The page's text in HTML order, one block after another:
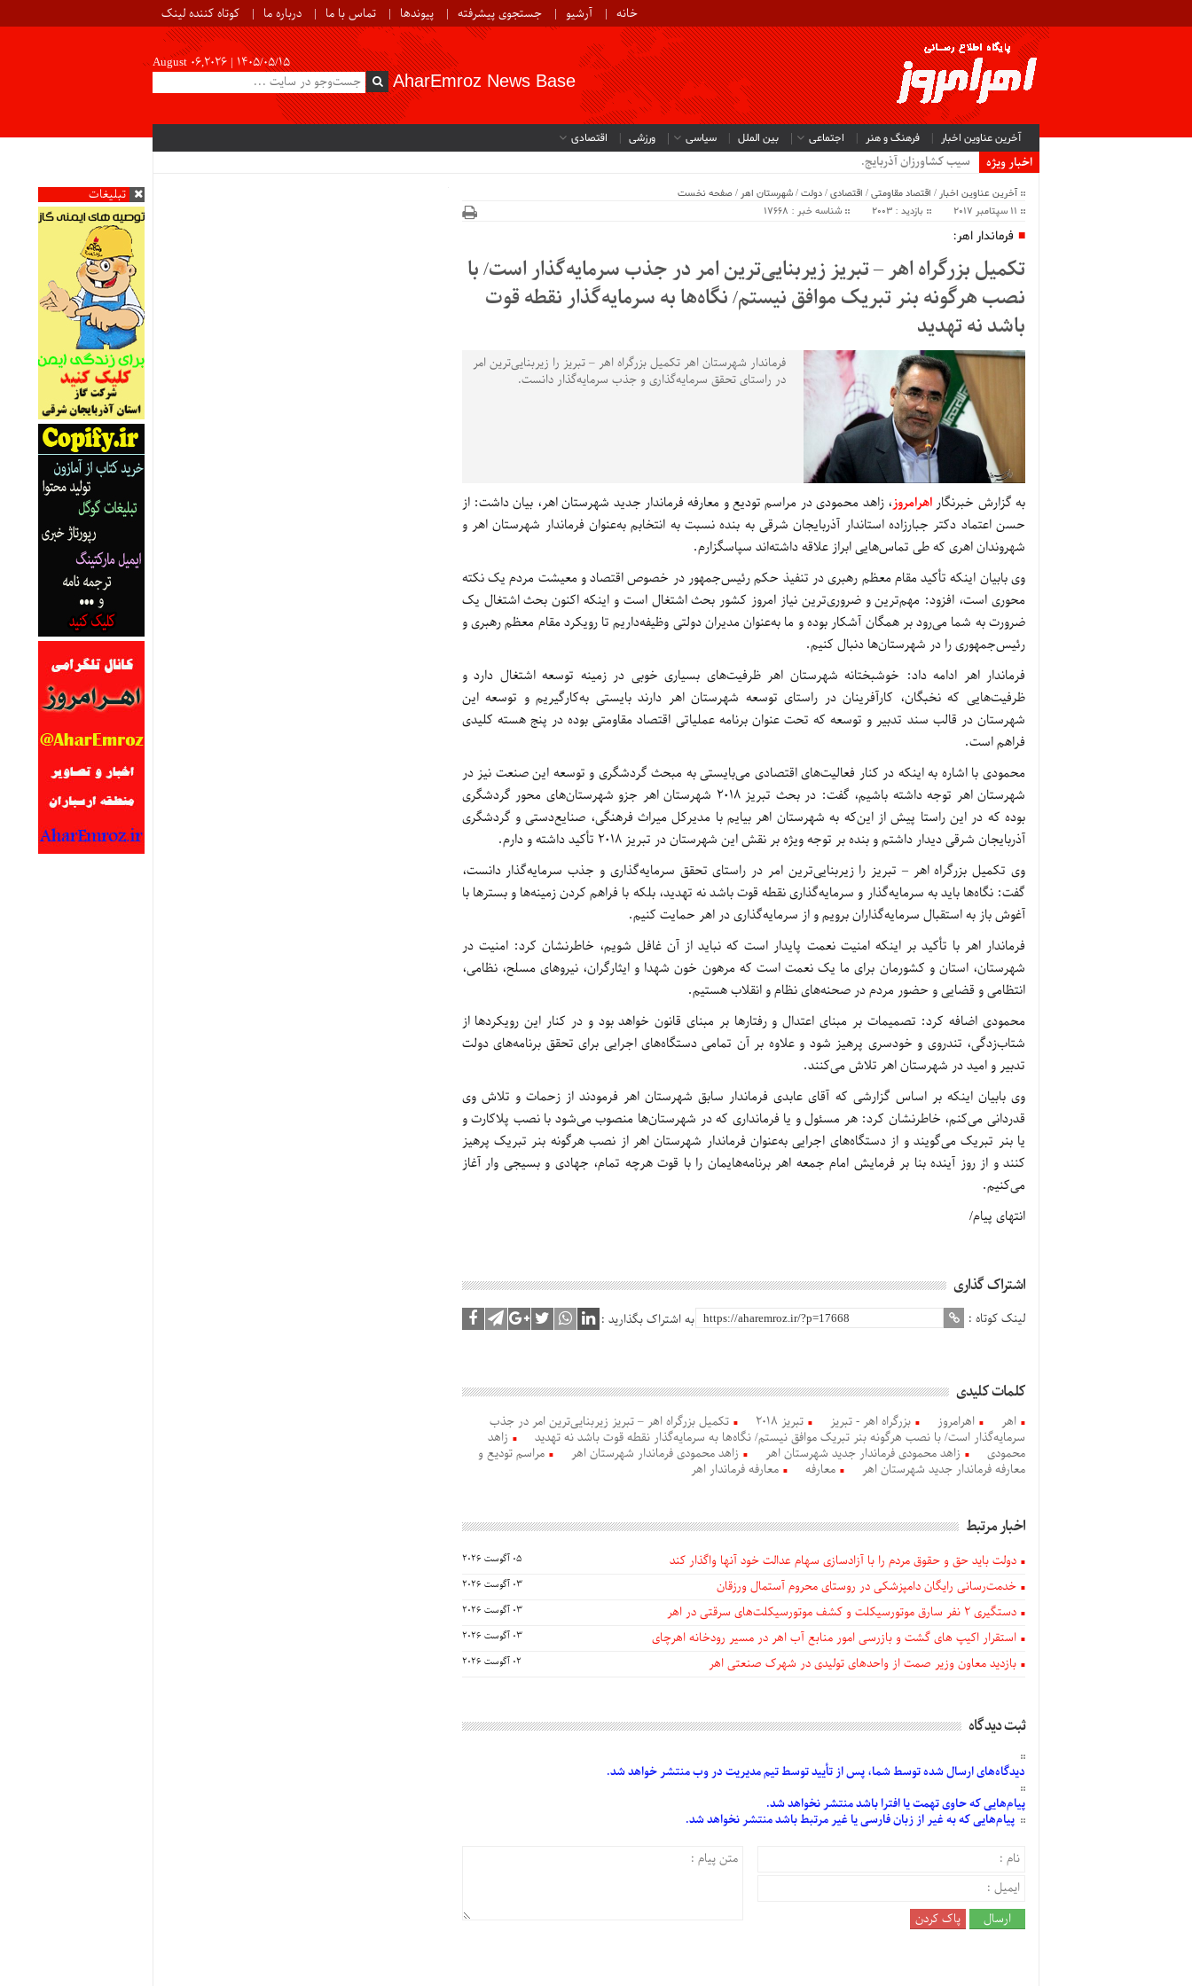
خانه آرشیو جستجوی پیشرفته پیوندها تماس با ما درباره ما کوتاه کننده لینک
August 06,2026 | ۱۴۰۵/۰۵/۱۵
AharEmroz News Base
آخرین عناوین اخبار فرهنگ و هنر اجتماعی بین الملل سیاسی ورزشی اقتصادی
اخبار ویژه
سیب کشاورزان آذربایجان شرقی .
تبلیغات
آخرین عناوین اخبار / اقتصاد مقاومتی/ اقتصادی/دولت/شهرستان اهر /صفحه نخست
11 سپتامبر 2017
بازدید : 2003 شناسه خبر : 17668
فرماندار اهر:
تکمیل بزرگراه اهر – تبریز زیربنایی‌ترین امر در جذب سرمایه‌گذار است/ با
نصب هرگونه بنر تبریک موافق نیستم/ نگاه‌ها به سرمایه‌گذار نقطه قوت
باشد نه تهدید
فرماندار شهرستان اهر تکمیل بزرگراه اهر – تبریز را زیربنایی‌ترین امر
در راستای تحقق سرمایه‌گذاری و جذب سرمایه‌گذار دانست.
به گزارش خبرنگاراهرامروز، زاهد محمودی در مراسم تودیع و معارفه فرماندار جدید شهرستان اهر، بیان داشت: از
حسن اعتماد دکتر جبارزاده استاندار آذربایجان شرقی به بنده نسبت به انتخابم به‌عنوان فرماندار شهرستان اهر و
شهروندان اهری که طی تماس‌هایی ابراز علاقه داشته‌اند سپاسگزارم.
وی بابیان اینکه تأکید مقام معظم رهبری در تنفیذ حکم رئیس‌جمهور در خصوص اقتصاد و معیشت مردم یک نکته
محوری است، افزود: مهم‌ترین و ضروری‌ترین نیاز امروز کشور بحث اشتغال است و اینکه اکنون بحث اشتغال یک
ضرورت به شما می‌رود بر همگان آشکار بوده و ما به‌عنوان مدیران دولتی وظیفه‌داریم تا رویکرد مقام معظم رهبری و
رئیس‌جمهوری را در شهرستان‌ها دنبال کنیم.
فرماندار اهر ادامه داد: خوشبختانه شهرستان اهر ظرفیت‌های بسیاری خوبی در زمینه توسعه اشتغال دارد و
ظرفیت‌هایی که نخبگان، کارآفرینان در راستای توسعه شهرستان اهر دارند بایستی به‌کارگیریم و توسعه این
شهرستان در قالب سند تدبیر و توسعه که تحت عنوان برنامه عملیاتی اقتصاد مقاومتی بوده در پنج هسته کلیدی
فراهم است.
محمودی با اشاره به اینکه در کنار فعالیت‌های اقتصادی می‌بایستی به مبحث گردشگری و توسعه این صنعت نیز در
شهرستان اهر توجه داشته باشیم، گفت: در بحث تبریز 2018 شهرستان اهر جزو شهرستان‌های محور گردشگری
بوده که در این راستا پیش از این‌که به شهرستان اهر بیایم با مدیرکل میراث فرهنگی، صنایع‌دستی و گردشگری
آذربایجان شرقی دیدار داشتم و بنده بر توجه ویژه بر نقش این شهرستان در تبریز 2018 تأکید داشته و دارم.
وی تکمیل بزرگراه اهر – تبریز را زیربنایی‌ترین امر در راستای تحقق سرمایه‌گذاری و جذب سرمایه‌گذار دانست،
گفت: نگاه‌ها باید به سرمایه‌گذار و سرمایه‌گذاری نقطه قوت باشد نه تهدید، بلکه با فراهم کردن زمینه‌ها و بسترها با
آغوش باز به استقبال سرمایه‌گذاران برویم و از سرمایه‌گذاری در اهر حمایت کنیم.
فرماندار اهر با تأکید بر اینکه امنیت نعمت پایدار است که نباید از آن غافل شویم، خاطرنشان کرد: امنیت در
شهرستان، استان و کشورمان برای ما یک نعمت است که مرهون خون شهدا و ایثارگران، نیروهای مسلح، نظامی،
انتظامی و قضایی و حضور مردم در صحنه‌های نظام و انقلاب هستیم.
محمودی اضافه کرد: تصمیمات بر مبنای اعتدال و رفتارها بر مبنای قانون خواهد بود و در کنار این رویکردها از
شتاب‌زدگی، تندروی و خودسری پرهیز شود و علاوه بر آن تمامی دستگاه‌های اجرایی برای تحقق برنامه‌های دولت
تدبیر و امید در شهرستان اهر تلاش می‌کنند.
وی بابیان اینکه بر اساس گزارشی که آقای عابدی فرماندار سابق شهرستان اهر فرمودند از زحمات و تلاش وی
قدردانی می‌کنم، خاطرنشان کرد: هر مسئول و یا فرمانداری که در شهرستان‌ها منصوب می‌شود با نصب پلاکارت و
یا بنر تبریک می‌گویند و از دستگاه‌های اجرایی به‌عنوان فرماندار شهرستان اهر از نصب هرگونه بنر تبریک پرهیز
کنند و از روز آینده بنا بر فرمایش امام جمعه اهر برنامه‌هایمان را با قوت هرچه تمام، جهادی و بسیجی وار آغاز
می‌کنیم.
انتهای پیام/
اشتراک گذاری
لینک کوتاه : به اشتراک بگذارید :
کلمات کلیدی
اهر اهرامروز بزرگراه اهر - تبریز تبریز ۲۰۱۸
تکمیل بزرگراه اهر – تبریز زیربنایی‌ترین امر در جذب
سرمایه‌گذار است/ با نصب هرگونه بنر تبریک موافق نیستم/ نگاه‌ها به سرمایه‌گذار نقطه قوت باشد نه تهدید
زاهد
محمودی
زاهد محمودی فرماندار جدید شهرستان اهر زاهد محمودی فرماندار شهرستان اهر
مراسم تودیع و
معارفه فرماندار جدید شهرستان اهر
معارفه معارفه فرماندار اهر
اخبار مرتبط
دولت باید حق و حقوق مردم را با آزادسازی سهام عدالت خود آنها واگذار کند 05 آگوست 2026
خدمت‌رسانی رایگان دامپزشکی در روستای محروم آستمال ورزقان 03 آگوست 2026
دستگيری ۲ نفر سارق موتورسیکلت و کشف موتورسیکلت‌های سرقتی در اهر 03 آگوست 2026
استقرار اکیپ های گشت و بازرسی امور منابع آب اهر در مسیر رودخانه اهرچای 03 آگوست 2026
بازدید معاون وزیر صمت از واحدهای تولیدی در شهرک صنعتی اهر 02 آگوست 2026
ثبت دیدگاه
دیدگاه‌هایارسالشدهتوسط شما، پس از تأییدتوسط تیم مدیریت در وب منتشر خواهد شد.
پیام‌هاییکه حاوی تهمت یا افترا باشد منتشر نخواهد شد.
پیام‌هاییکه به غیر از زبان فارسی یا غیر مرتبط باشد منتشر نخواهد شد.